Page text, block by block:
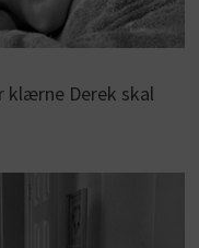
klærne Derek skal